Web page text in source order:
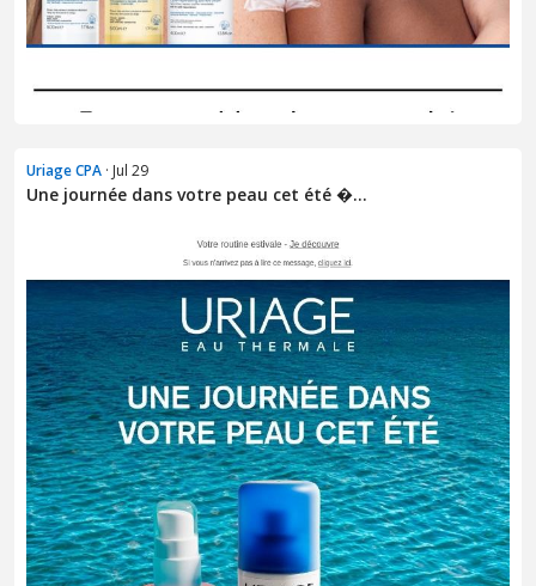
Uriage CPA · Jul 29
Une journée dans votre peau cet été �...